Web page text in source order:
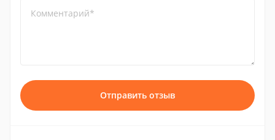
Комментарий*
Отправить отзыв